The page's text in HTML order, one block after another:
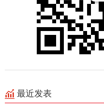
最近发表